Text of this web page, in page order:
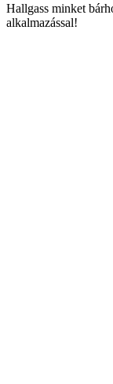
Hallgass minket
alkalmazással!